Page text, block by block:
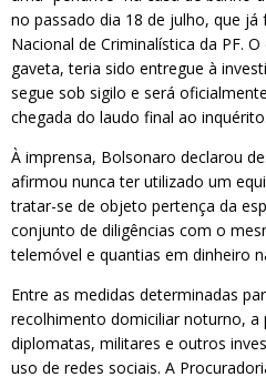
no passado dia 18 de julho, que
Nacional de Criminalística da PF.
gaveta, teria sido entregue à
segue sob sigilo e será
chegada do laudo final ao inquérito.
À imprensa, Bolsonaro declarou
afirmou nunca ter utilizado um
tratar-se de objeto pertença da
conjunto de diligências com o
telemóvel e quantias em dinheiro
Entre as medidas determinadas
recolhimento domiciliar noturno,
diplomatas, militares e outros
uso de redes sociais. A